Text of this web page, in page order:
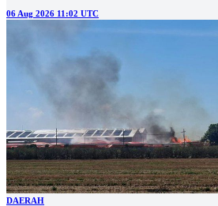
06 Aug 2026 11:02 UTC
DAERAH